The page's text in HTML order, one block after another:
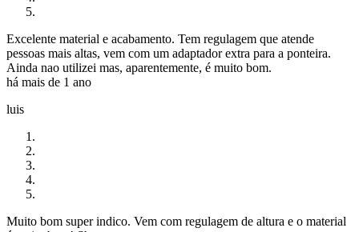
Excelente material e acabamento. Tem regulagem que atende
pessoas mais altas, vem com um adaptador extra para a ponteira.
Ainda nao utilizei mas, aparentemente, é muito bom.
há mais de 1 ano
luis
Muito bom super indico. Vem com regulagem de altura e o material